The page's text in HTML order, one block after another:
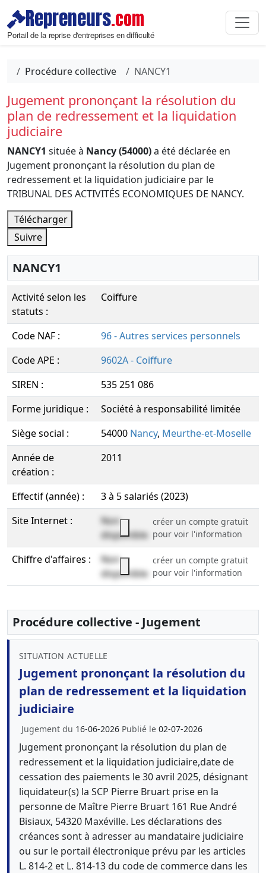
Repreneurs.com
Portail de la reprise d'entreprises en difficulté
Procédure collective NANCY1
Jugement prononçant la résolution du
plan de redressement et la liquidation
judiciaire
NANCY1 située à Nancy (54000)a été déclarée en
Jugement prononçant la résolution du plan de
redressement et la liquidation judiciaire par le
TRIBUNAL DES ACTIVITÉS ECONOMIQUES DE NANCY.
Télécharger
Suivre
NANCY1
Activité selon les
statuts :
Coiffure
Code NAF :
96 - Autres services personnels
Code APE :
9602A - Coiffure
SIREN :
535 251 086
Forme juridique :
Société à responsabilité limitée
Siège social :
54000 Nancy, Meurthe-et-Moselle
Année de
création :
2011
Effectif (année) :
3 à 5 salariés (2023)
Site Internet :
Non
disponible
créer un compte gratuit
pour voir l'information
Chiffre d'affaires :
Non
disponible
créer un compte gratuit
pour voir l'information
Procédure collective - Jugement
SITUATION ACTUELLE
Jugement prononçant la résolution du
plan de redressement et la liquidation
judiciaire
Jugement du 16-06-2026 Publié le 02-07-2026
Jugement prononçant la résolution du plan de
redressement et la liquidation judiciaire,date de
cessation des paiements le 30 avril 2025, désignant
liquidateur(s) la SCP Pierre Bruart prise en la
personne de Maître Pierre Bruart 161 Rue André
Bisiaux, 54320 Maxéville. Les déclarations des
créances sont à adresser au mandataire judiciaire
ou sur le portail électronique prévu par les articles
L. 814-2 et L. 814-13 du code de commerce dans les